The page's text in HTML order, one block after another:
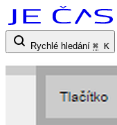
Rychlé hledání ⌘ K